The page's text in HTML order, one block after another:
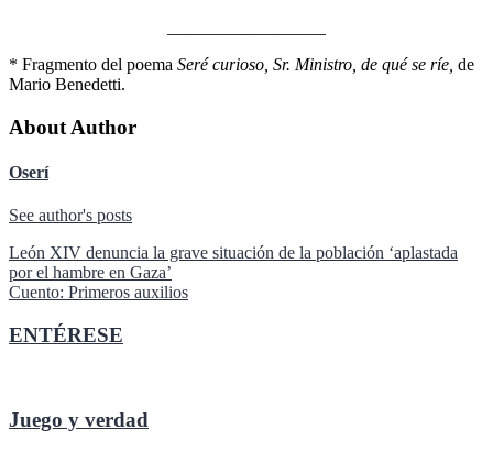
* Fragmento del poema Seré curioso, Sr. Ministro, de qué se ríe, de
Mario Benedetti.
About Author
Oserí
See author's posts
Navegación
de
León XIV denuncia la grave situación de la población ‘aplastada
por el hambre en Gaza’
Cuento: Primeros auxilios
ENTÉRESE
Juego y verdad